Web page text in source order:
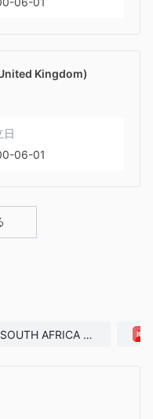
Kingdom)
日
06-01
AFRICA LI